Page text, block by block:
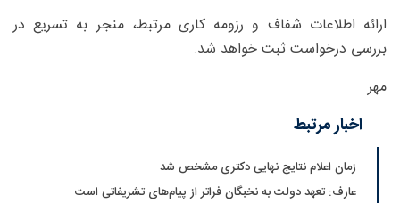
ارائه اطلاعات شفاف و رزومه کاری مرتبط، منجر به تسریع در
بررسی درخواست ثبت خواهد شد.
مهر
اخبار مرتبط
زمان اعلام نتایج نهایی دکتری مشخص شد
عارف: تعهد دولت به نخبگان فراتر از پیام‎‌های تشریفاتی است